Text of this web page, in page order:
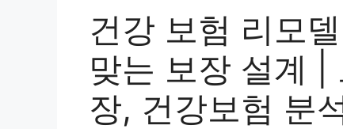
건강 보험 리모
맞는 보장 설계 |
장, 건강보험 분